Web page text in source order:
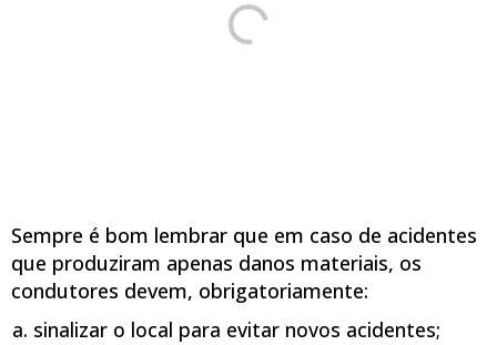
Sempre é bom lembrar que em caso de acidentes
que produziram apenas danos materiais, os
condutores devem, obrigatoriamente:
sinalizar o local para evitar novos acidentes;